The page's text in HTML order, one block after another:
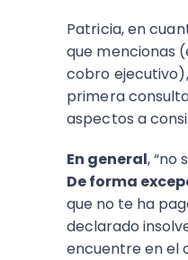
Patricia, en
que mencionas
cobro
primera
aspectos a
En general, “no
De forma
que no te ha
declarado
encuentre en el